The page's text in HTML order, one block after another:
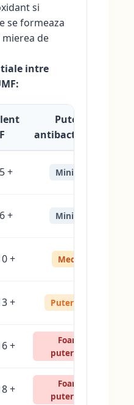
si
se formeaza
de
intre
Putere
antibacteriană
+ Minimă
+ Minimă
+ Medie
+ Puternică
+
Foarte
puternică
+
Foarte
puternică